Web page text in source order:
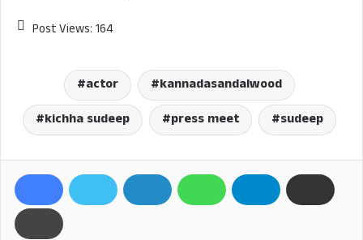
Post Views: 164
actor
kannadasandalwood
kichha sudeep
press meet sudeep